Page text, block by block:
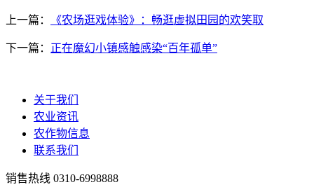
上一篇： 《农场逛戏体验》：畅逛虚拟田园的欢笑取
下一篇： 正在魔幻小镇感触感染“百年孤单”
关于我们
农业资讯
农作物信息
联系我们
销售热线 0310-6998888